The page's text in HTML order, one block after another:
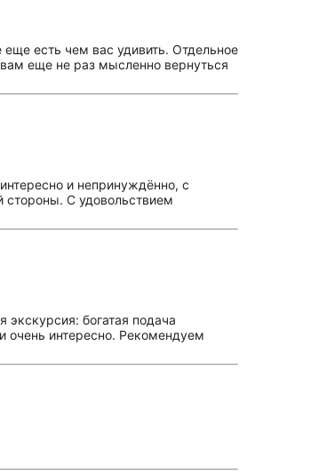
есть чем вас удивить. Отдельное
еще не раз мысленно вернуться
и непринуждённо, с
стороны. С удовольствием
богатая подача
очень интересно. Рекомендуем